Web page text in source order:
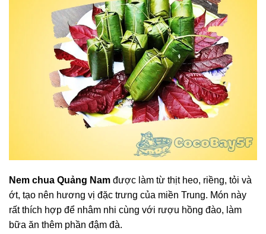
Nem chua Quảng Nam được làm từ thịt heo, riềng, tỏi và
ớt, tạo nên hương vị đặc trưng của miền Trung. Món này
rất thích hợp để nhâm nhi cùng với rượu hồng đào, làm
bữa ăn thêm phần đậm đà.